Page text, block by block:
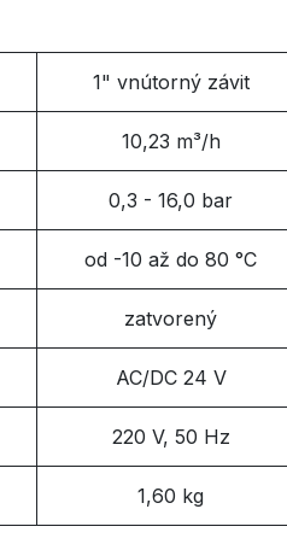
1" vnútorný závit
10,23 m³/h
0,3 - 16,0 bar
od -10 až do 80 °C
zatvorený
AC/DC 24 V
220 V, 50 Hz
1,60 kg